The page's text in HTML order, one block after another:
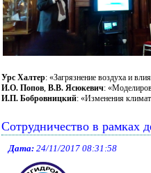
Урс Халтер: «Загрязнение воздуха и
И.О. Попов, В.В. Ясюкевич:
И.П. Бобровницкий: «Изменения
Сотрудничество в рамках
Дата: 24/11/2017 08:31:58